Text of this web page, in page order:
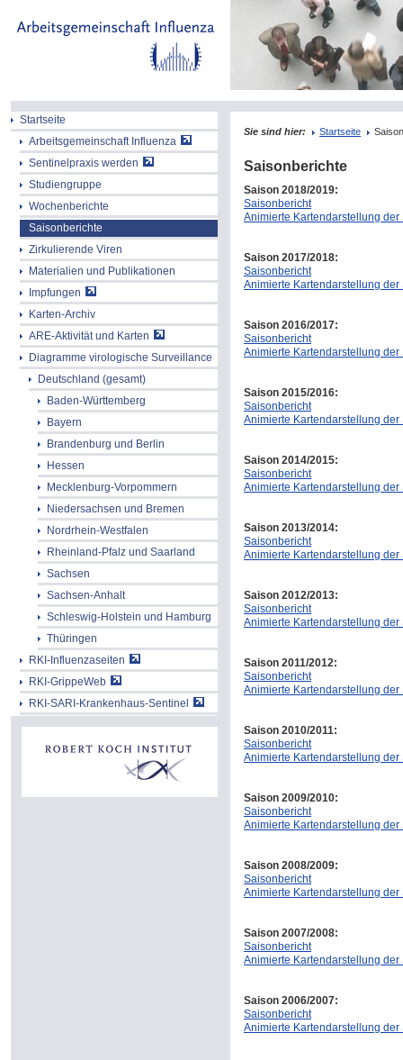
Startseite
Arbeitsgemeinschaft Influenza
Sentinelpraxis werden
Studiengruppe
Wochenberichte
Saisonberichte
Zirkulierende Viren
Materialien und Publikationen
Impfungen
Karten-Archiv
ARE-Aktivität und Karten
Diagramme virologische Surveillance
Deutschland (gesamt)
Baden-Württemberg
Bayern
Brandenburg und Berlin
Hessen
Mecklenburg-Vorpommern
Niedersachsen und Bremen
Nordrhein-Westfalen
Rheinland-Pfalz und Saarland
Sachsen
Sachsen-Anhalt
Schleswig-Holstein und Hamburg
Thüringen
RKI-Influenzaseiten
RKI-GrippeWeb
RKI-SARI-Krankenhaus-Sentinel
Sie sind hier: Startseite
Saisonberichte
Saison 2018/2019:
Saisonbericht
Animierte Kartendarstellung der
Saison 2017/2018:
Saisonbericht
Animierte Kartendarstellung der
Saison 2016/2017:
Saisonbericht
Animierte Kartendarstellung der
Saison 2015/2016:
Saisonbericht
Animierte Kartendarstellung der
Saison 2014/2015:
Saisonbericht
Animierte Kartendarstellung der
Saison 2013/2014:
Saisonbericht
Animierte Kartendarstellung der
Saison 2012/2013:
Saisonbericht
Animierte Kartendarstellung der
Saison 2011/2012:
Saisonbericht
Animierte Kartendarstellung der
Saison 2010/2011:
Saisonbericht
Animierte Kartendarstellung der
Saison 2009/2010:
Saisonbericht
Animierte Kartendarstellung der
Saison 2008/2009:
Saisonbericht
Animierte Kartendarstellung der
Saison 2007/2008:
Saisonbericht
Animierte Kartendarstellung der
Saison 2006/2007:
Saisonbericht
Animierte Kartendarstellung der